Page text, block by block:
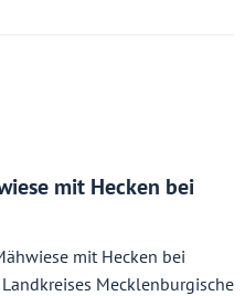
mit Hecken bei
mit Hecken bei
Mecklenburgische